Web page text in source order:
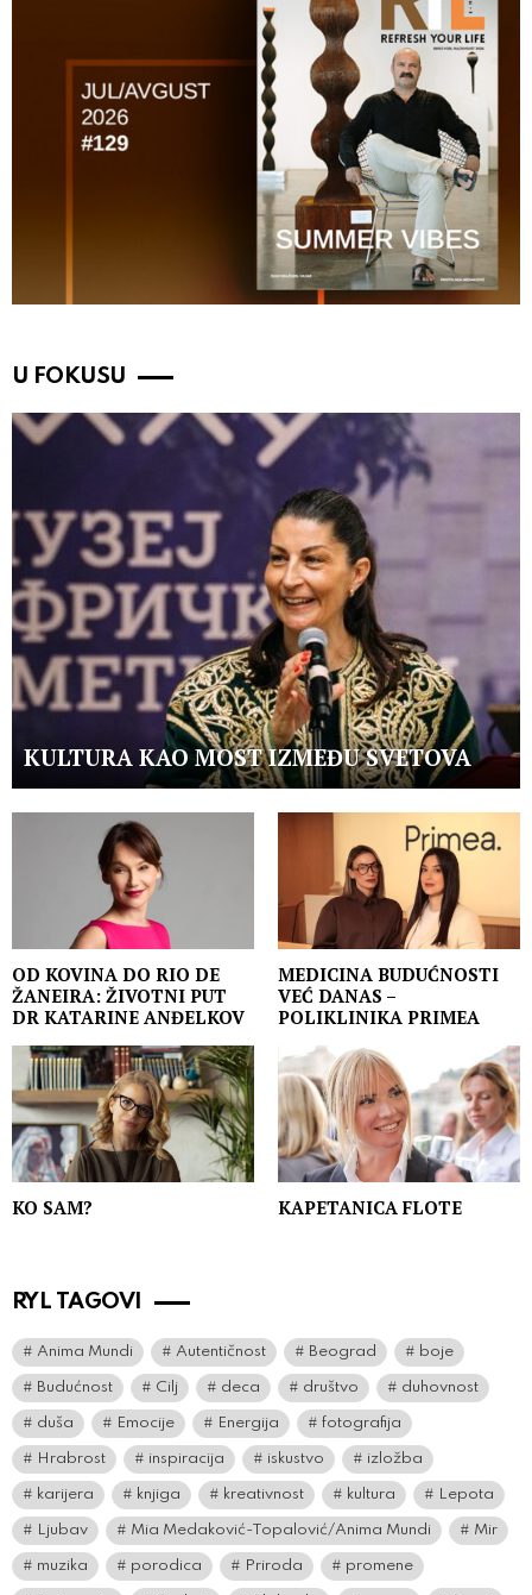
U FOKUSU
KULTURA KAO MOST IZMEĐU SVETOVA
OD KOVINA DO RIO DE
ŽANEIRA: ŽIVOTNI PUT
DR KATARINE ANĐELKOV
MEDICINA BUDUĆNOSTI
VEĆ DANAS –
POLIKLINIKA PRIMEA
KO SAM? KAPETANICA FLOTE
RYL TAGOVI
Anima Mundi Autentičnost Beograd boje
Budućnost Cilj deca društvo duhovnost
duša Emocije Energija fotografija
Hrabrost inspiracija iskustvo izložba
karijera knjiga kreativnost kultura Lepota
Ljubav Mia Medaković-Topalović/Anima Mundi Mir
muzika porodica Priroda promene